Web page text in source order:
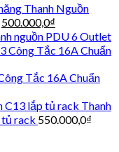
Thanh Nguồn
Giá
gốc
là:
500.000,0₫
hiện
tại
500.000,0₫.
nguồn PDU 6 Outlet
Tắc 16A Chuẩn
Thanh
tủ rack 550.000,0₫